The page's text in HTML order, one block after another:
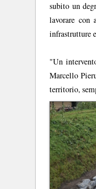
subito un
lavorare con
infrastrutture
"Un
Marcello
territorio,